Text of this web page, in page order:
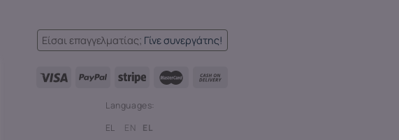
Είσαι επαγγελματίας; Γίνε συνεργάτης!
Languages:
EL
EN EL